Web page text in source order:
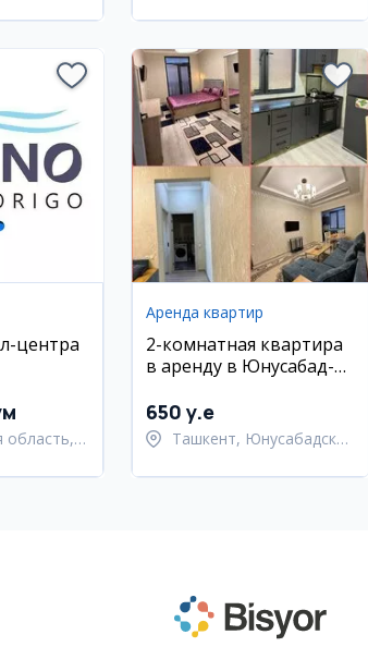
центра
область,
Аренда квартир
2-комнатная квартира
в аренду в Юнусабад-7,
техника
650 y.e
Ташкент, Юнусабадский